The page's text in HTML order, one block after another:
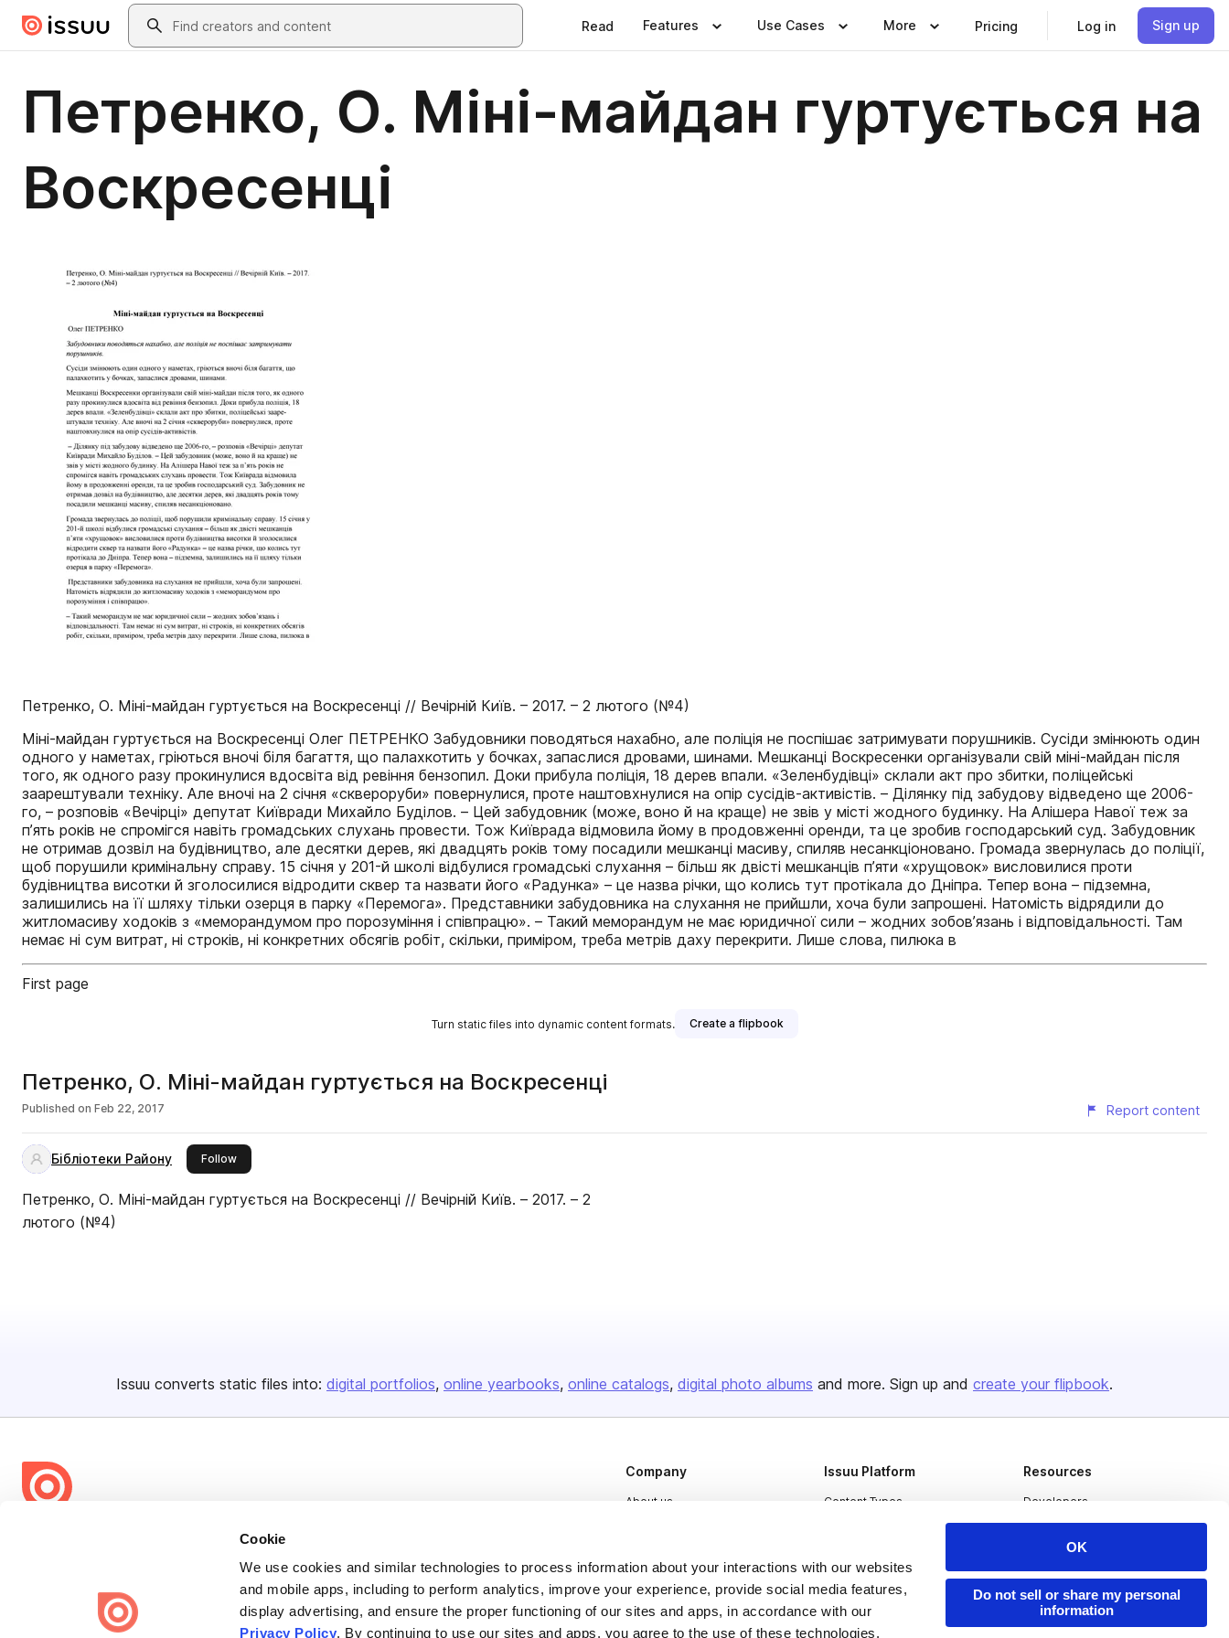
Cookie
We use cookies and similar technologies to process information about your interactions with our websites
and mobile apps, including to perform analytics, improve your experience, provide social media features,
display advertising, and ensure the proper functioning of our sites and apps, in accordance with our
Privacy Policy. By continuing to use our sites and apps, you agree to the use of these technologies.
OK
Do not sell or share my personal
information
Skip to main contentSearch
Read Features Use Cases More Pricing Log in Sign up
Петренко, О. Міні-майдан гуртується на
Воскресенці
Петренко, О. Міні-майдан гуртується на Воскресенці // Вечірній Київ. – 2017. – 2 лютого (№4)
Міні-майдан гуртується на Воскресенці Олег ПЕТРЕНКО Забудовники поводяться нахабно, але поліція не поспішає затримувати порушників. Сусіди змінюють один
одного у наметах, гріються вночі біля багаття, що палахкотить у бочках, запаслися дровами, шинами. Мешканці Воскресенки організували свій міні-майдан після
того, як одного разу прокинулися вдосвіта від ревіння бензопил. Доки прибула поліція, 18 дерев впали. «Зеленбудівці» склали акт про збитки, поліцейські
заарештували техніку. Але вночі на 2 січня «сквероруби» повернулися, проте наштовхнулися на опір сусідів-активістів. – Ділянку під забудову відведено ще 2006-
го, – розповів «Вечірці» депутат Київради Михайло Буділов. – Цей забудовник (може, воно й на краще) не звів у місті жодного будинку. На Алішера Навої теж за
п’ять років не спромігся навіть громадських слухань провести. Тож Київрада відмовила йому в продовженні оренди, та це зробив господарський суд. Забудовник
не отримав дозвіл на будівництво, але десятки дерев, які двадцять років тому посадили мешканці масиву, спиляв несанкціоновано. Громада звернулась до поліції,
щоб порушили кримінальну справу. 15 січня у 201-й школі відбулися громадські слухання – більш як двісті мешканців п’яти «хрущовок» висловилися проти
будівництва висотки й зголосилися відродити сквер та назвати його «Радунка» – це назва річки, що колись тут протікала до Дніпра. Тепер вона – підземна,
залишились на її шляху тільки озерця в парку «Перемога». Представники забудовника на слухання не прийшли, хоча були запрошені. Натомість відрядили до
житломасиву ходоків з «меморандумом про порозуміння і співпрацю». – Такий меморандум не має юридичної сили – жодних зобов’язань і відповідальності. Там
немає ні сум витрат, ні строків, ні конкретних обсягів робіт, скільки, приміром, треба метрів даху перекрити. Лише слова, пилюка в
First page
Turn static files into dynamic content formats. Create a flipbook
Петренко, О. Міні-майдан гуртується на Воскресенці
Published on Feb 22, 2017 Report content
Бібліотеки Району Followthis publisher
Петренко, О. Міні-майдан гуртується на Воскресенці // Вечірній Київ. – 2017. – 2
лютого (№4)
Issuu converts static files into: digital portfolios online yearbooks online catalogs digital photo albums and more. Sign up and create your flipbook.
share everywhere.
Issuu turns PDFs and other files into interactive flipbooks and
engaging content for every channel.
Company
About us
Plans & Pricing
Press
Issuu Platform
Content Types
Flipbook
Industries
Resources
Developers